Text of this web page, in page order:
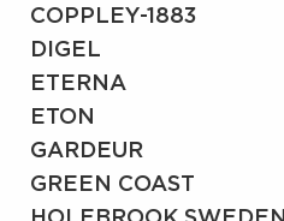
COPPLEY-1883
DIGEL
ETERNA
ETON
GARDEUR
GREEN COAST